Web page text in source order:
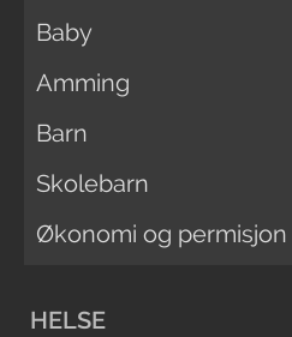
Baby
Amming
Barn
Skolebarn
Økonomi og permisjon
HELSE